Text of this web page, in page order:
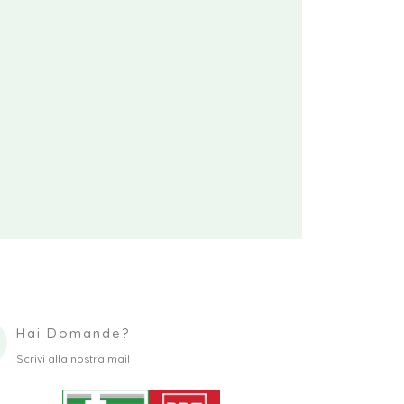
Hai Domande?
Scrivi alla nostra mail